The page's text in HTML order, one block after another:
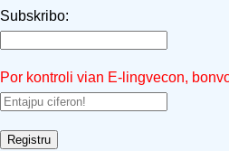
Subskribo:
Por kontroli vian E-lingvecon,